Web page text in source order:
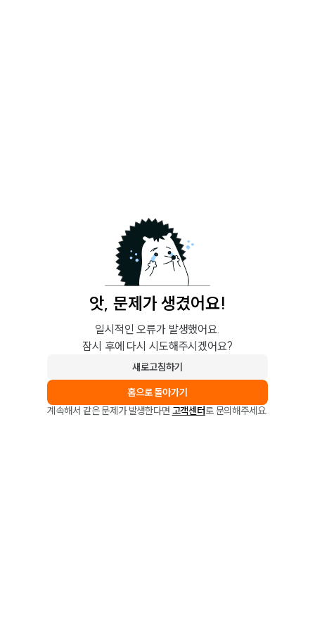
앗, 문제가 생겼어요!
일시적인 오류가 발생했어요.
잠시 후에 다시 시도해주시겠어요?
새로고침하기
홈으로 돌아가기
계속해서 같은 문제가 발생한다면 고객센터로 문의해주세요.